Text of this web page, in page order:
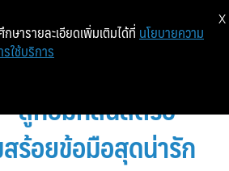
โอร่า
ลูกอมกลิ่นสตรอ
ร้อยข้อมือสุดน่ารัก
ษารายละเอียดเพิ่มเติมได้ที่ นโยบายความ
ใช้บริการ
X